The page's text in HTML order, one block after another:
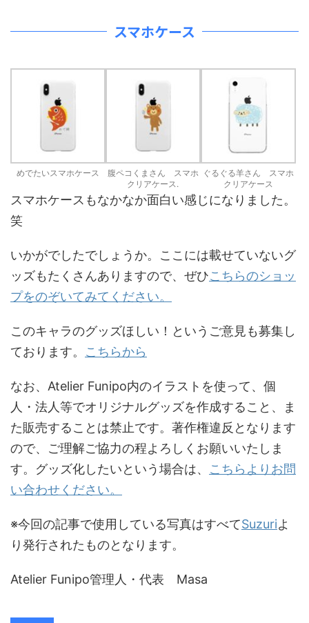
スマホケース
めでたいスマホケース
腹ペコくまさん スマホ
クリアケース.
ぐるぐる羊さん スマホ
クリアケース
スマホケースもなかなか面白い感じになりました。
笑
いかがでしたでしょうか。ここには載せていないグ
ッズもたくさんありますので、ぜひこちらのショッ
プをのぞいてみてください。
このキャラのグッズほしい！というご意見も募集し
ております。 こちらから
なお、Atelier Funipo内のイラストを使って、個
人・法人等でオリジナルグッズを作成すること、ま
た販売することは禁止です。著作権違反となります
ので、ご理解ご協力の程よろしくお願いいたしま
す。グッズ化したいという場合は、 こちらよりお問
い合わせください。
※今回の記事で使用している写真はすべてSuzuriよ
り発行されたものとなります。
Atelier Funipo管理人・代表 Masa